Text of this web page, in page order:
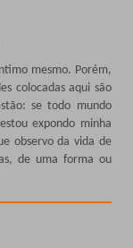
mesmo. Porém,
colocadas aqui são
se todo mundo
expondo minha
observo da vida de
de uma forma ou